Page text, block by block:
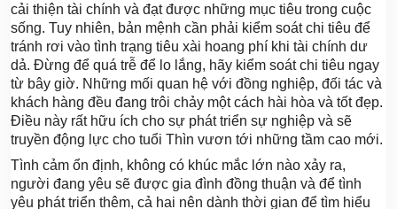
cải thiện tài chính và đạt được những mục tiêu trong cuộc
sống. Tuy nhiên, bản mệnh cần phải kiểm soát chi tiêu để
tránh rơi vào tình trạng tiêu xài hoang phí khi tài chính dư
dả. Đừng để quá trễ để lo lắng, hãy kiểm soát chi tiêu ngay
từ bây giờ. Những mối quan hệ với đồng nghiệp, đối tác và
khách hàng đều đang trôi chảy một cách hài hòa và tốt đẹp.
Điều này rất hữu ích cho sự phát triển sự nghiệp và sẽ
truyền động lực cho tuổi Thìn vươn tới những tầm cao mới.
Tình cảm ổn định, không có khúc mắc lớn nào xảy ra,
người đang yêu sẽ được gia đình đồng thuận và để tình
yêu phát triển thêm, cả hai nên dành thời gian để tìm hiểu